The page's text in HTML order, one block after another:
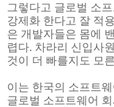
그렇다고 글로벌 소
강제화 한다고 잘 적
은 개발자들은 몸에
렵다. 차라리 신입사
것이 더 빠를지도 모
이는 한국의 소프트
글로벌 소프트웨어